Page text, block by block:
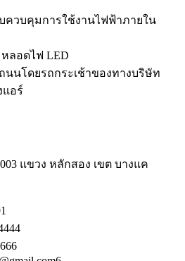
ควบคุมการใช้งานไฟฟ้าภายใน
ลอดไฟ LED
นนโดยรถกระเช้าของทางบริษัท
แอร์
แขวง หลักสอง เขต บางแค